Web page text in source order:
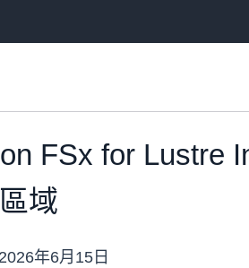
FSx for Lustre
域
2026年6月15日